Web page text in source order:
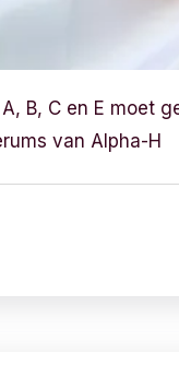
B, C en E moet
van Alpha-H